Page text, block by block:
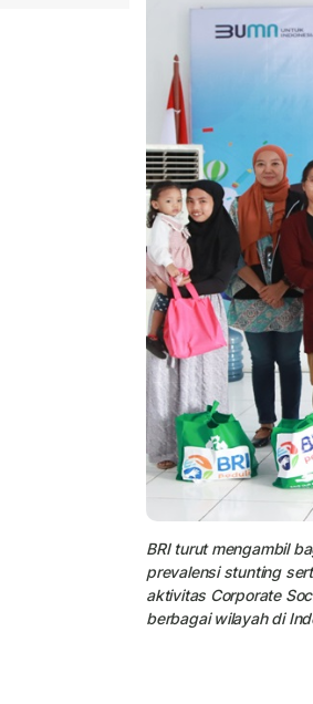
BRI turut mengambil
prevalensi stunting
aktivitas Corporate
berbagai wilayah di